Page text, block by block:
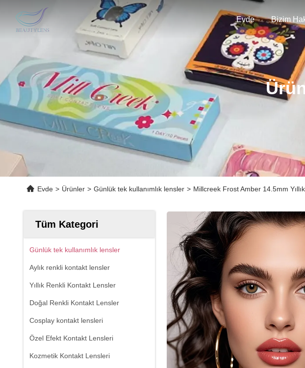
Evde
Evde > Ürünler > Günlük tek kullanımlık lensler > Millcreek Frost Amber 14.5mm
Tüm Kategori
Günlük tek kullanımlık lensler
Aylık renkli kontakt lensler
Yıllık Renkli Kontakt Lensler
Doğal Renkli Kontakt Lensler
Cosplay kontakt lensleri
Özel Efekt Kontakt Lensleri
Kozmetik Kontakt Lensleri